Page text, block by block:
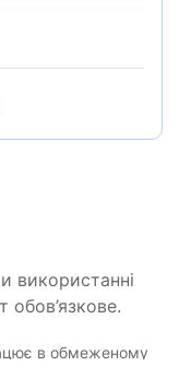
використанні
обов’язкове.
в обмеженому